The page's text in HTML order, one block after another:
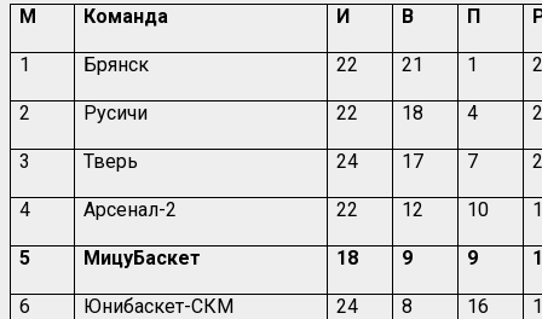
М Команда И В П
1 Брянск 22 21 1
2 Русичи 22 18 4
3 Тверь 24 17 7
4 Арсенал-2 22 12 10
5 МицуБаскет 18 9 9
6 Юнибаскет-СКМ 24 8 16